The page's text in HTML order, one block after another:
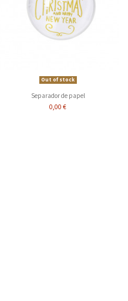
Out of stock
Separador de papel
0,00 €